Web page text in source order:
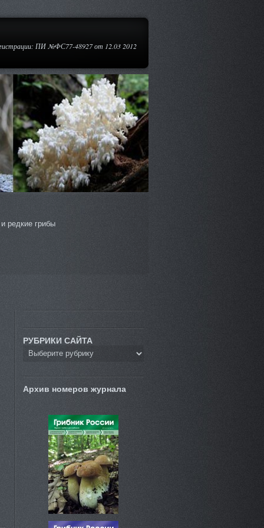
ПИ №ФС77-48927 от 12.03 2012
редкие грибы
РУБРИКИ САЙТА
Архив номеров журнала